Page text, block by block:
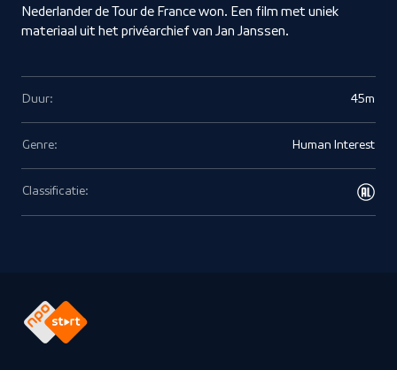
Nederlander de Tour de France won. Een film met uniek
materiaal uit het privéarchief van Jan Janssen.
Duur: 45m
Genre: Human Interest
Classificatie: